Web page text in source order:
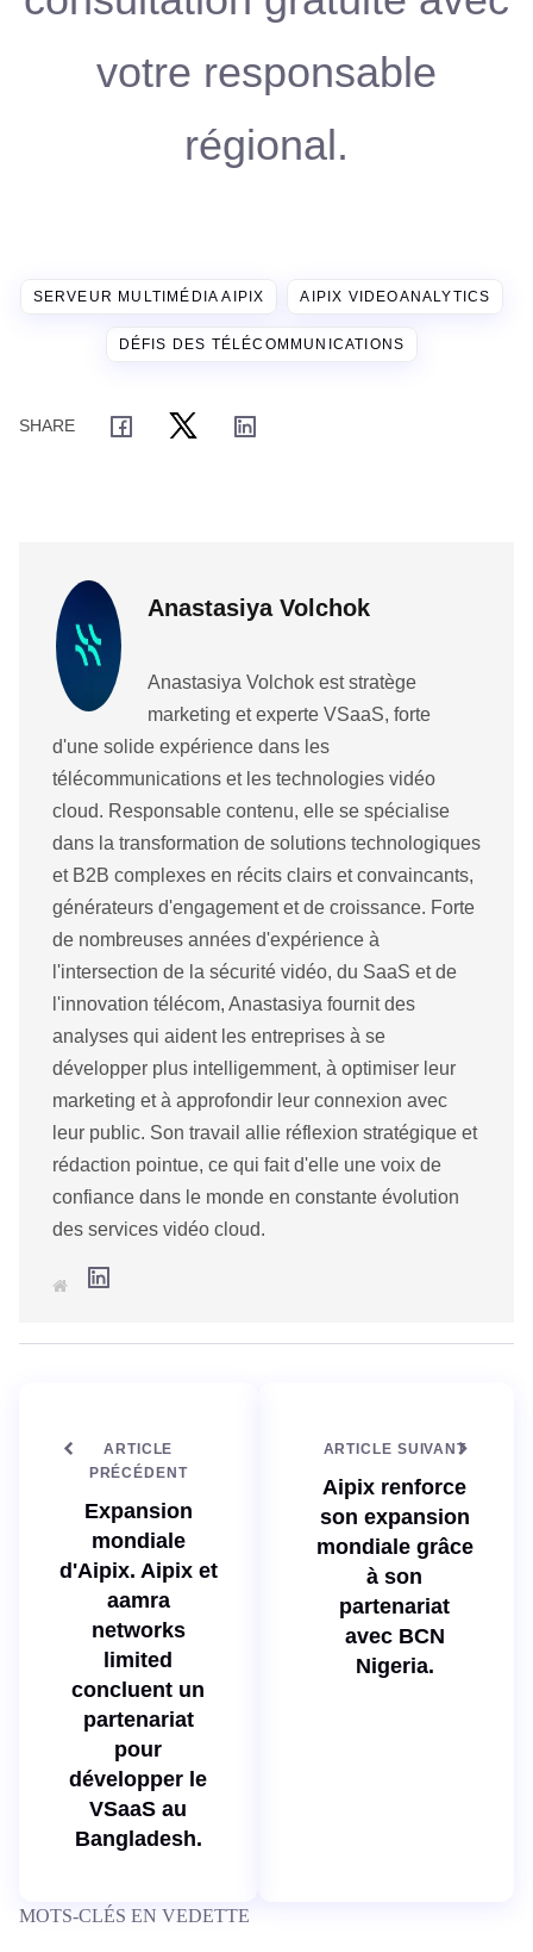
votre responsable
régional.
SERVEUR MULTIMÉDIA AIPIX AIPIX VIDEOANALYTICS
DÉFIS DES TÉLÉCOMMUNICATIONS
Anastasiya Volchok
Anastasiya Volchok est stratège
marketing et experte VSaaS, forte
d'une solide expérience dans les
télécommunications et les technologies vidéo
cloud. Responsable contenu, elle se spécialise
dans la transformation de solutions technologiques
et B2B complexes en récits clairs et convaincants,
générateurs d'engagement et de croissance. Forte
de nombreuses années d'expérience à
l'intersection de la sécurité vidéo, du SaaS et de
l'innovation télécom, Anastasiya fournit des
analyses qui aident les entreprises à se
développer plus intelligemment, à optimiser leur
marketing et à approfondir leur connexion avec
leur public. Son travail allie réflexion stratégique et
rédaction pointue, ce qui fait d'elle une voix de
confiance dans le monde en constante évolution
des services vidéo cloud.
ARTICLE
PRÉCÉDENT
Expansion
mondiale
d'Aipix. Aipix et
aamra
networks
limited
concluent un
partenariat
pour
développer le
VSaaS au
Bangladesh.
ARTICLE SUIVANT
Aipix renforce
son expansion
mondiale grâce
à son
partenariat
avec BCN
Nigeria.
MOTS-CLÉS EN VEDETTE